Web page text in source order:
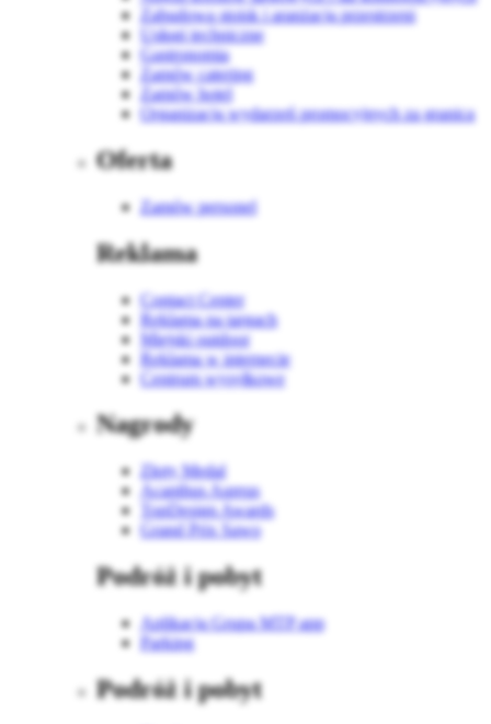
Zabudowa stoisk i aranżacja przestrzeni
Usługi techniczne
Gastronomia
Zamów catering
Zamów hotel
Organizacja wydarzeń promocyjnych za granicą
Oferta
Zamów personel
Reklama
Contact Center
Reklama na targach
Miejski outdoor
Reklama w internecie
Centrum wysyłkowe
Nagrody
Złoty Medal
Acanthus Aureus
TopDesign Awards
Grand Prix Sawo
Podróż i pobyt
Aplikacja Grupa MTP app
Parking
Podróż i pobyt